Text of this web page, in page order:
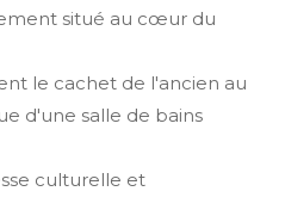
situé au cœur du
le cachet de l'ancien au
d'une salle de bains
culturelle et